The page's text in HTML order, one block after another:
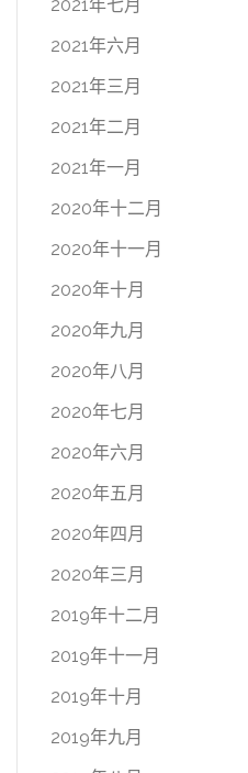
2021年七月
2021年六月
2021年三月
2021年二月
2021年一月
2020年十二月
2020年十一月
2020年十月
2020年九月
2020年八月
2020年七月
2020年六月
2020年五月
2020年四月
2020年三月
2019年十二月
2019年十一月
2019年十月
2019年九月